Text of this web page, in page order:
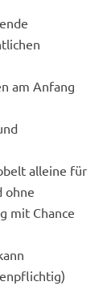
am Anfang
alleine für
ohne
mit Chance